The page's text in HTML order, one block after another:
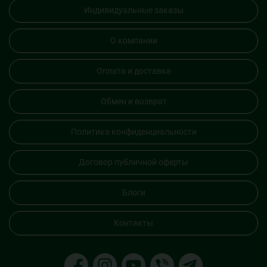
Индивидуальные заказы
О компании
Оплата и доставка
Обмен и возврат
Политика конфиденциальности
Договор публичной оферты
Блоги
Контакты